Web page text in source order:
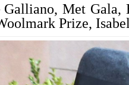
Galliano, Met Gala,
Prize,